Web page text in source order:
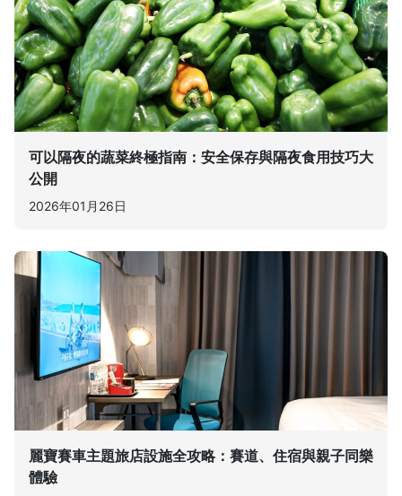
可以隔夜的蔬菜終極指南：安全保存與隔夜食用技巧大
公開
2026年01月26日
麗寶賽車主題旅店設施全攻略：賽道、住宿與親子同樂
體驗